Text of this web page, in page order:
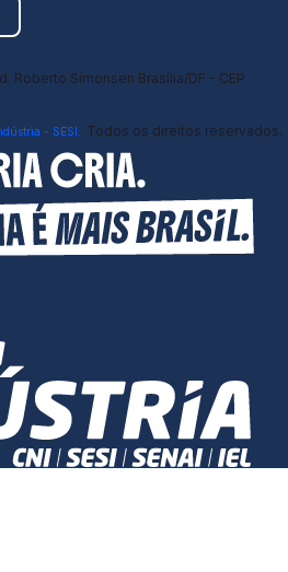
Roberto Simonsen Brasília/DF - CEP
- SESI. Todos os direitos reservados.